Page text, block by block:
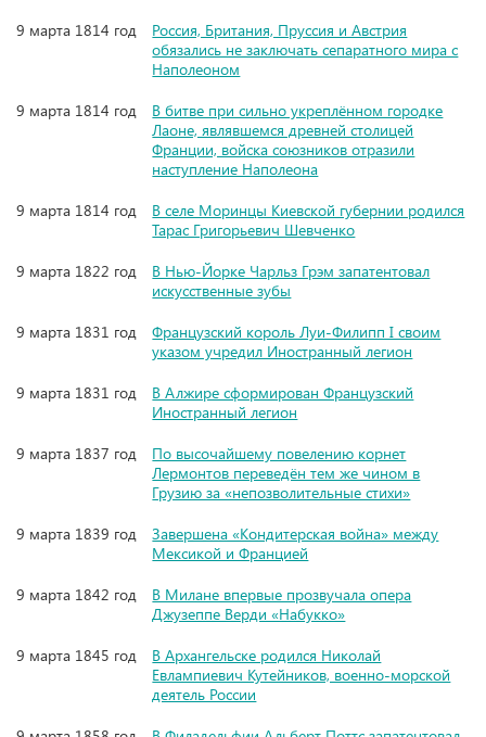
9 марта 1814 год
Россия, Британия, Пруссия и Австрия
обязались не заключать сепаратного мира с
Наполеоном
9 марта 1814 год
В битве при сильно укреплённом городке
Лаоне, являвшемся древней столицей
Франции, войска союзников отразили
наступление Наполеона
9 марта 1814 год
В селе Моринцы Киевской губернии родился
Тарас Григорьевич Шевченко
9 марта 1822 год
В Нью-Йорке Чарльз Грэм запатентовал
искусственные зубы
9 марта 1831 год
Французский король Луи-Филипп I своим
указом учредил Иностранный легион
9 марта 1831 год
В Алжире сформирован Французский
Иностранный легион
9 марта 1837 год
По высочайшему повелению корнет
Лермонтов переведён тем же чином в
Грузию за «непозволительные стихи»
9 марта 1839 год
Завершена «Кондитерская война» между
Мексикой и Францией
9 марта 1842 год
В Милане впервые прозвучала опера
Джузеппе Верди «Набукко»
9 марта 1845 год
В Архангельске родился Николай
Евлампиевич Кутейников, военно-морской
деятель России